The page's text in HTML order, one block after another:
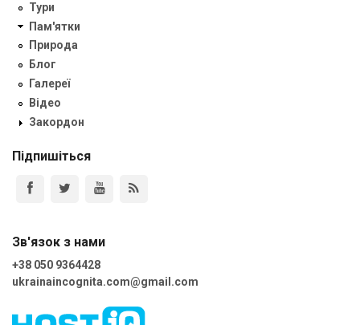
Тури
Пам'ятки
Природа
Блог
Галереї
Відео
Закордон
Підпишіться
Зв'язок з нами
+38 050 9364428
ukrainaincognita.com@gmail.com